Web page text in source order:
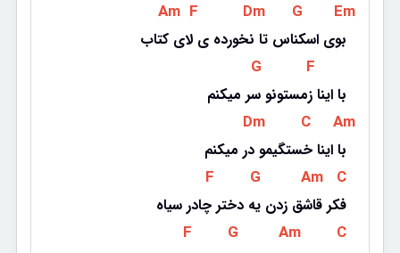
Am F Dm G Em
بوی اسکناس تا نخورده ی لای کتاب
G F
با اینا زمستونو سر میکنم
Dm C Am
با اینا خستگیمو در میکنم
F G Am C
فکر قاشق زدن یه دختر چادر سیاه
F G Am C